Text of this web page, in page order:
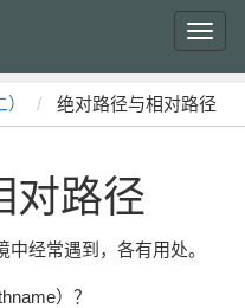
绝对路径与相对路径
对路径
经常遇到，各有用处。
）？